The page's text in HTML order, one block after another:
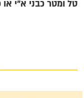
טל ומטר כבני א"י או